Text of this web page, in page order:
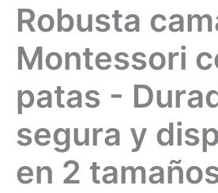
Robusta
Montessori
patas -
segura y
en 2